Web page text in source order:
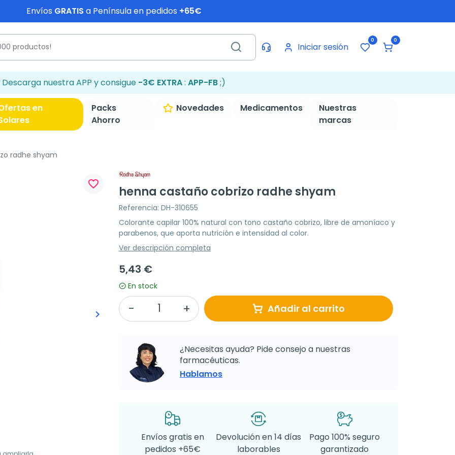
Envíos GRATIS a Península en pedidos +65€
Iniciar sesión
0 0
Descarga nuestra APP y consigue -3€ EXTRA: APP-FB;)
en
Packs
Ahorro
Novedades Medicamentos
Nuestras
marcas
radhe shyam
Siguiente
keyboard_arrow_right
favorite_border
henna castaño cobrizo radhe shyam
Referencia: DH-310655
Colorante capilar 100% natural con tono castaño cobrizo, libre de amoníaco y
parabenos, que aporta nutrición e intensidad al color.
Ver descripción completa
5,43 €
En stock
Añadir al carrito
¿Necesitas ayuda? Pide consejo a nuestras
farmacéuticas.
Hablamos
Envíos gratis en
pedidos +65€
Devolución en 14 días
laborables
Pago 100% seguro
garantizado